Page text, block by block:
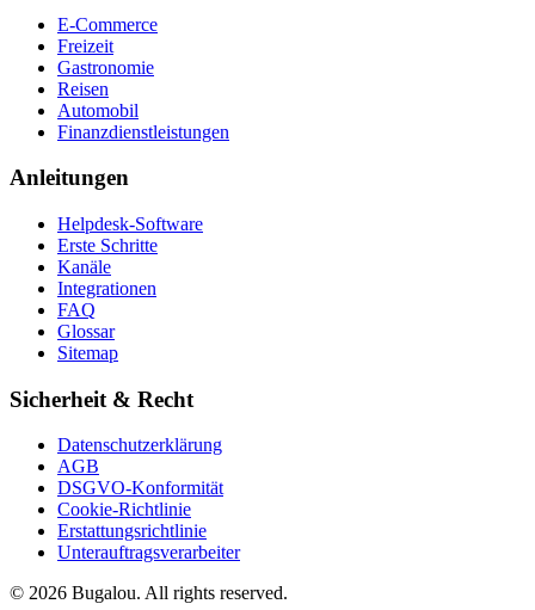
E-Commerce
Freizeit
Gastronomie
Reisen
Automobil
Finanzdienstleistungen
Anleitungen
Helpdesk-Software
Erste Schritte
Kanäle
Integrationen
FAQ
Glossar
Sitemap
Sicherheit & Recht
Datenschutzerklärung
AGB
DSGVO-Konformität
Cookie-Richtlinie
Erstattungsrichtlinie
Unterauftragsverarbeiter
© 2026 Bugalou. All rights reserved.